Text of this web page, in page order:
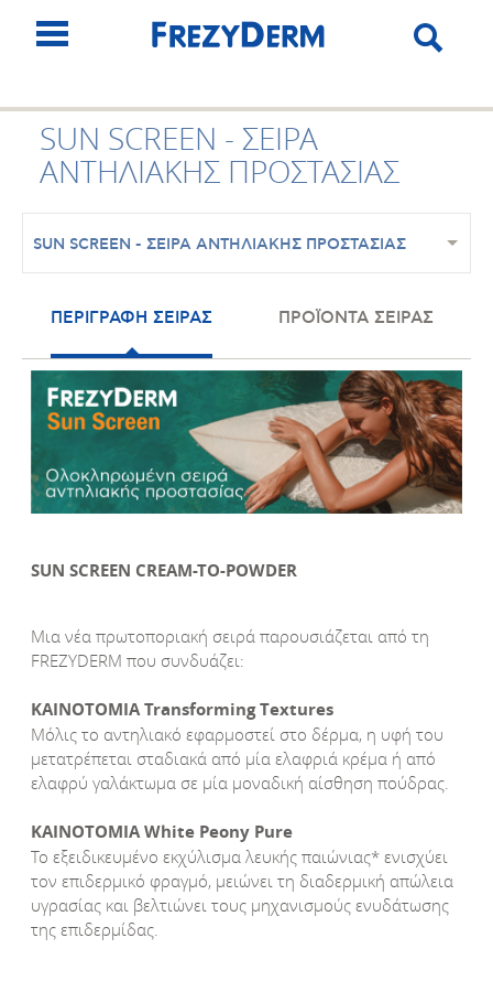
SUN SCREEN - ΣΕΙΡΑ
ΑΝΤΗΛΙΑΚΗΣ ΠΡΟΣΤΑΣΙΑΣ
SUN SCREEN - ΣΕΙΡΑ ΑΝΤΗΛΙΑΚΗΣ ΠΡΟΣΤΑΣΙΑΣ
ΠΕΡΙΓΡΑΦΗ ΣΕΙΡΑΣ ΠΡΟΪΟΝΤΑ ΣΕΙΡΑΣ
SUN SCREEN CREAM-TO-POWDER
Μια νέα πρωτοποριακή σειρά παρουσιάζεται από τη
FREZYDERM που συνδυάζει:
ΚΑΙΝΟΤΟΜΙΑ Transforming Τextures
Μόλις το αντηλιακό εφαρμοστεί στο δέρμα, η υφή του
μετατρέπεται σταδιακά από μία ελαφριά κρέμα ή από
ελαφρύ γαλάκτωμα σε μία μοναδική αίσθηση πούδρας.
ΚΑΙΝΟΤΟΜΙΑ White Peony Pure
Το εξειδικευμένο εκχύλισμα λευκής παιώνιας* ενισχύει
τον επιδερμικό φραγμό, μειώνει τη διαδερμική απώλεια
υγρασίας και βελτιώνει τους μηχανισμούς ενυδάτωσης
της επιδερμίδας.